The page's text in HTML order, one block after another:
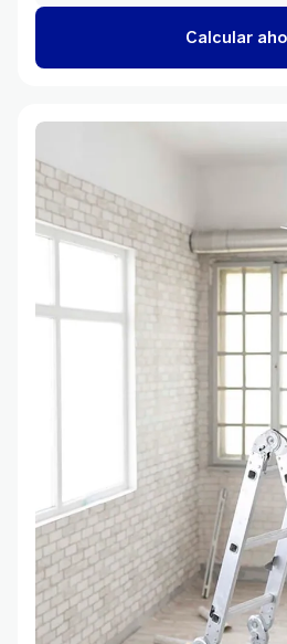
Calcular